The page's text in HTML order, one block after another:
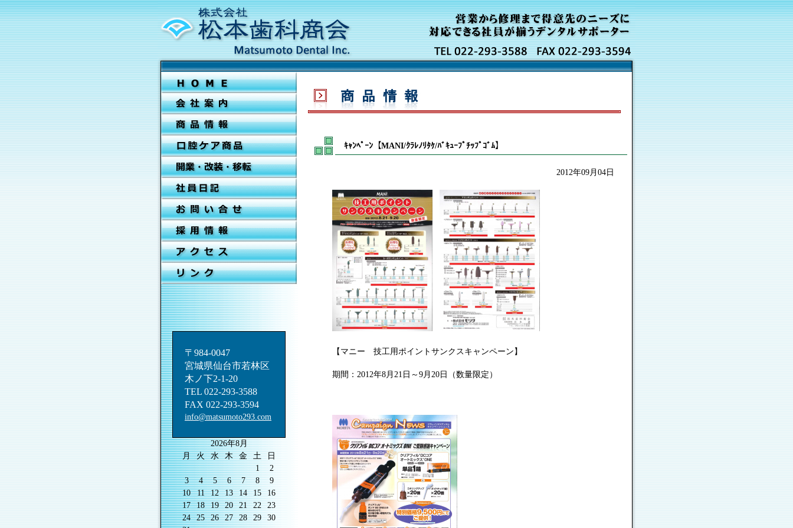
〒984-0047
宮城県仙台市若林区
木ノ下2-1-20
TEL 022-293-3588
FAX 022-293-3594
info@matsumoto293.com
2026年8月
月
火 水 木 金 土
日
1
2
3
4 5 6 7 8
9
10
11 12 13 14 15
16
17
18 19 20 21 22
23
24
25 26 27 28 29
30
ｷｬﾝﾍﾟｰﾝ【MANI/ｸﾗﾚﾉﾘﾀｹ/ﾊﾞｷｭｰﾌﾟﾁｯﾌﾟｺﾞﾑ】
2012年09月04日
【マニー 技工用ポイントサンクスキャンペーン】
期間：2012年8月21日～9月20日（数量限定）